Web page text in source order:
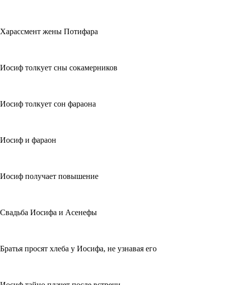
Харассмент жены Потифара
Иосиф толкует сны сокамерников
Иосиф толкует сон фараона
Иосиф и фараон
Иосиф получает повышение
Свадьба Иосифа и Асенефы
Братья просят хлеба у Иосифа, не узнавая его